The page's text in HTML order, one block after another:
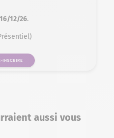
16/12/26.
INSCRIRE
aussi vous